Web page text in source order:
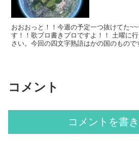
おおおっと！！今週の予定一つ抜けてた
す！！歌プロ書きプロですよ！！ 土曜に
さい。今回の四文字熟語はかの国のもの
わずこの世界の根源たる場所がつつがな
コメント
コメントを書